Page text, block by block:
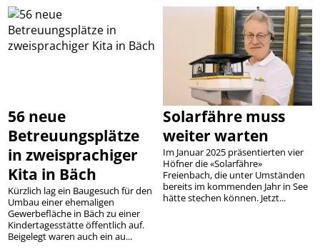
56 neue
Betreuungsplätze
in zweisprachiger
Kita in Bäch
Kürzlich lag ein Baugesuch für den
Umbau einer ehemaligen
Gewerbefläche in Bäch zu einer
Kindertagesstätte öffentlich auf.
Beigelegt waren auch ein au...
Solarfähre muss
weiter warten
Im Januar 2025 präsentierten vier
Höfner die «Solarfähre»
Freienbach, die unter Umständen
bereits im kommenden Jahr in See
hätte stechen können. Jetzt...